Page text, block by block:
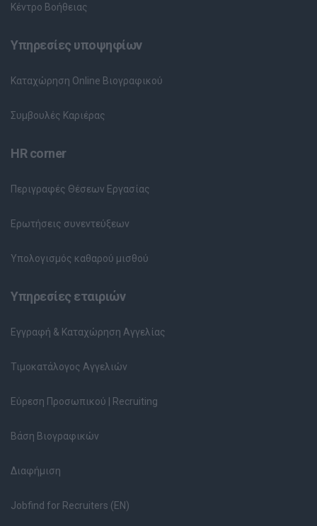
Κέντρο Βοήθειας
Υπηρεσίες υποψηφίων
Καταχώρηση Online Βιογραφικού
Συμβουλές Καριέρας
HR corner
Περιγραφές Θέσεων Εργασίας
Ερωτήσεις συνεντεύξεων
Υπολογισμός καθαρού μισθού
Υπηρεσίες εταιριών
Εγγραφή & Καταχώρηση Αγγελίας
Τιμοκατάλογος Αγγελιών
Εύρεση Προσωπικού | Recruiting
Βάση Βιογραφικών
Διαφήμιση
Jobfind for Recruiters (EN)